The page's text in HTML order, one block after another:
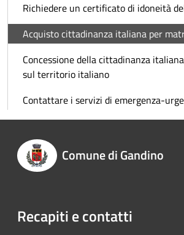
Richiedere un certificato di idoneità
Acquisto cittadinanza italiana per
Concessione della cittadinanza
sul territorio italiano
Contattare i servizi di emergenza-
Comune di Gandino
Recapiti e contatti